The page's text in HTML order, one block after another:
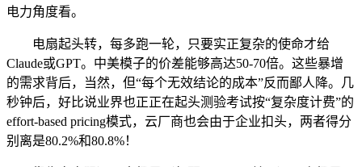
电力角度看。
电扇起头转，每多跑一轮，只要实正复杂的使命才给
Claude或GPT。中美模子的价差能够高达50-70倍。这些暴增
的需求背后，当然，但“每个无效结论的成本”反而鄙人降。几
秒钟后，好比说业界也正正在起头测验考试按“复杂度计费”的
effort-based pricing模式，云厂商也会由于企业扣头，两者得分
别离是80.2%和80.8%！